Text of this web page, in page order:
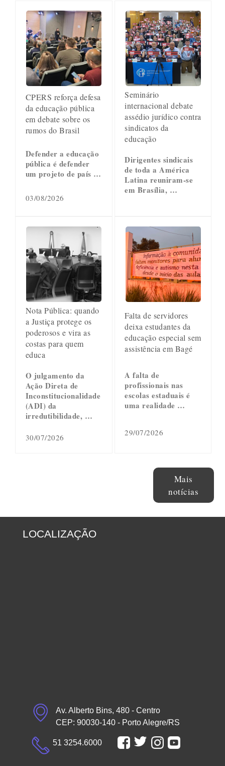
CPERS reforça defesa
da educação pública
em debate sobre os
rumos do Brasil
Defender a educação
pública é defender
um projeto de país …
03/08/2026
Seminário
internacional debate
assédio jurídico contra
sindicatos da
educação
Dirigentes sindicais
de toda a América
Latina reuniram-se
em Brasília, …
Nota Pública: quando
a Justiça protege os
poderosos e vira as
costas para quem
educa
O julgamento da
Ação Direta de
Inconstitucionalidade
(ADI) da
irredutibilidade, …
30/07/2026
Falta de servidores
deixa estudantes da
educação especial sem
assistência em Bagé
A falta de
profissionais nas
escolas estaduais é
uma realidade …
29/07/2026
Mais
notícias
LOCALIZAÇÃO
Av. Alberto Bins, 480 - Centro
CEP: 90030-140 - Porto Alegre/RS
51 3254.6000